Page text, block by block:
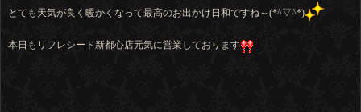
とても天気が良く暖かくなって最高のお出かけ日和ですね～(*^▽^*)
本日もリフレシード新都心店元気に営業しております